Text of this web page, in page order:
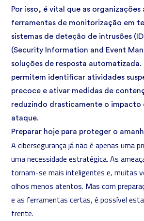
Por isso, é vital que as organizações
ferramentas de monitorização em
sistemas de deteção de intrusões
(Security Information and Event
soluções de resposta automatizada.
permitem identificar atividades
precoce e ativar medidas de
reduzindo drasticamente o impacto
ataque.
Preparar hoje para proteger o
A cibersegurançajá não é apenas uma
uma necessidade estratégica. As
tornam-se mais inteligentes e, muitas
olhos menos atentos. Mas com
e as ferramentas certas, é possível
frente.